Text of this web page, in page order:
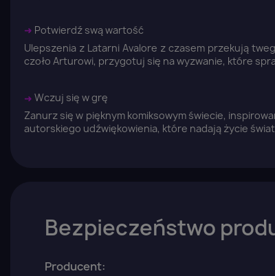
➜ Potwierdź swą wartość
Ulepszenia z Latarni Avalore z czasem przekują
czoło Arturowi, przygotuj się na wyzwanie, które
➜ Wczuj się w grę
Zanurz się w pięknym komiksowym świecie,
autorskiego udźwiękowienia, które nadają życie
Bezpieczeństwo
Producent: